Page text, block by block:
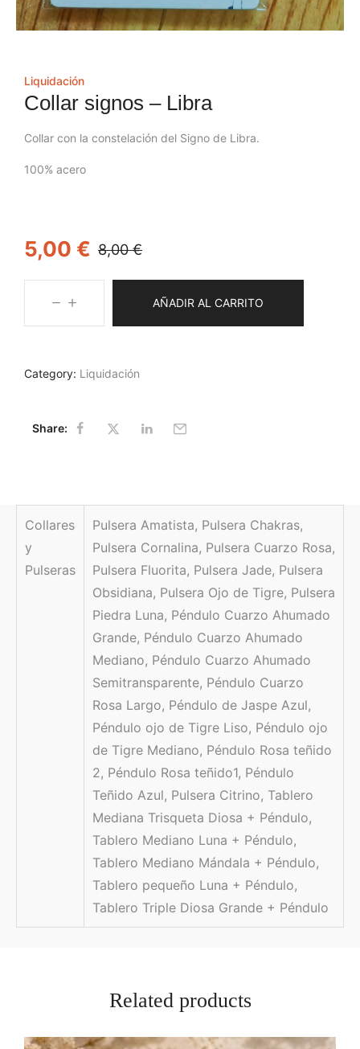
Liquidación
Collar signos – Libra
Collar con la constelación del Signo de Libra.
100% acero
8,00€
5,00 €
AÑADIR AL CARRITO
Category: Liquidación
Share:
Collares
y
Pulseras
Pulsera Amatista, Pulsera Chakras,
Pulsera Cornalina, Pulsera Cuarzo Rosa,
Pulsera Fluorita, Pulsera Jade, Pulsera
Obsidiana, Pulsera Ojo de Tigre, Pulsera
Piedra Luna, Péndulo Cuarzo Ahumado
Grande, Péndulo Cuarzo Ahumado
Mediano, Péndulo Cuarzo Ahumado
Semitransparente, Péndulo Cuarzo
Rosa Largo, Péndulo de Jaspe Azul,
Péndulo ojo de Tigre Liso, Péndulo ojo
de Tigre Mediano, Péndulo Rosa teñido
2, Péndulo Rosa teñido1, Péndulo
Teñido Azul, Pulsera Citrino, Tablero
Mediana Trisqueta Diosa + Péndulo,
Tablero Mediano Luna + Péndulo,
Tablero Mediano Mándala + Péndulo,
Tablero pequeño Luna + Péndulo,
Tablero Triple Diosa Grande + Péndulo
Related products